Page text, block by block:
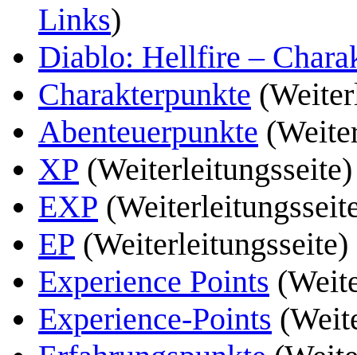
Links)
Diablo: Hellfire –
Charakterpunkte
Abenteuerpunkte
XP
EXP
EP (Weiterleitungsseite)
Experience Points
Experience-Points